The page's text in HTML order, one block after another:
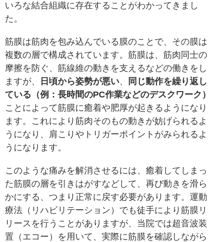
いろな結合組織に存在することがわかってきまし
た。
筋膜は筋肉を包み込んでいる膜のことで、その膜は
複数の層で構成されています。筋膜は、筋肉同士の
摩擦を防ぐ、筋線維の動きを支えるなどの働きをし
ますが、
日頃から姿勢が悪い、 同じ動作を繰り返し
ている（例：長時間のPC作業などのデスクワーク）
ことによって筋膜に癒着や肥厚が起きるようになり
ます。これにより筋肉そのもの動きが妨げられるよ
うになり、肩こりやトリガーポイントがみられるよ
うになります。
このような痛みを解消させるには、癒着してしまっ
た筋膜の層を引きはがすなどして、再び動きを滑ら
かにする、つまり正常に戻す必要があります。運動
療法（リハビリテーション）でも徒手により筋膜リ
リースを行うことがありますが、当院では超音波装
置（エコー）を用いて、実際に筋膜を確認しながら